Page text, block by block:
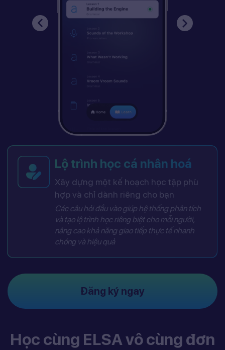
Lộ trình học cá nhân hoá
Xây dựng một kế hoạch học tập phù
hợp và chỉ dành riêng cho bạn
Các câu hỏi đầu vào giúp hệ thống phân tích
và tạo lộ trình học riêng biệt cho mỗi người,
nâng cao khả năng giao tiếp thực tế nhanh
chóng và hiệu quả
Đăng ký ngay
Học cùng ELSA vô cùng đơn